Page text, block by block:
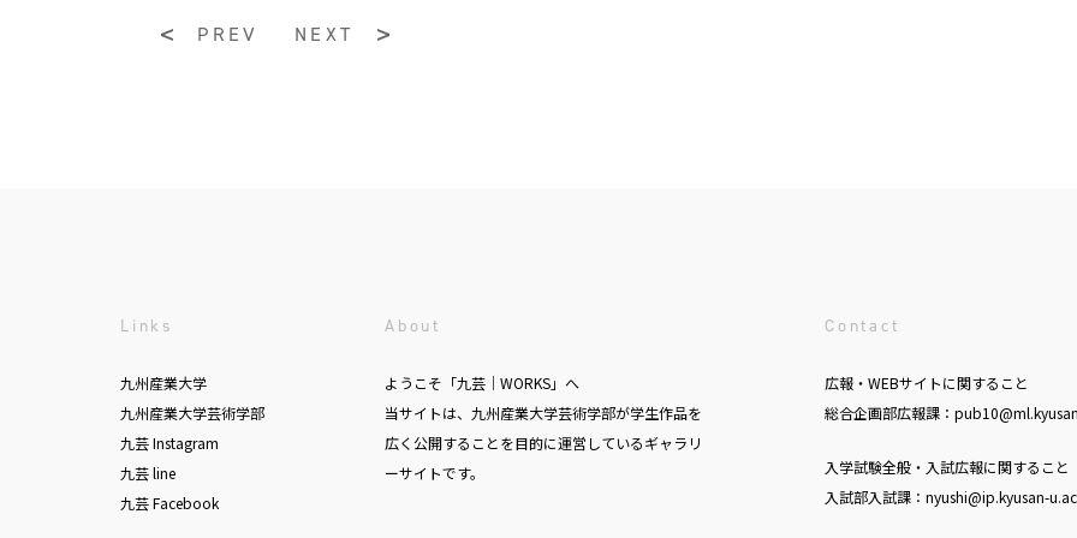
PREV NEXT
Links
九州産業大学
九州産業大学芸術学部
九芸 Instagram
九芸 line
九芸 Facebook
About
ようこそ「九芸｜WORKS」へ
当サイトは、九州産業大学芸術学部が学生作品を
広く公開することを目的に運営しているギャラリ
ーサイトです。
Contact
広報・WEBサイトに関すること
総合企画部広報課：
入学試験全般・入試広報に関すること
入試部入試課：nyushi@ip.kyusan-